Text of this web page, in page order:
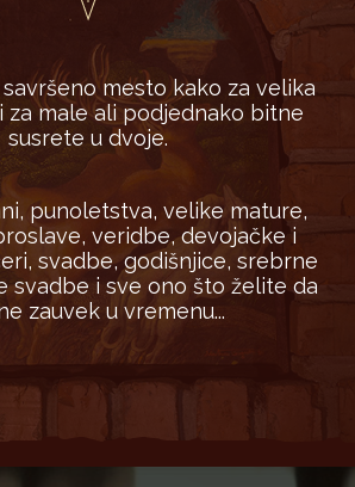
mesto kako za velika
za male ali podjednako bitne
susrete u dvoje.
punoletstva, velike mature,
veridbe, devojačke i
svadbe, godišnjice, srebrne
svadbe i sve ono što želite da
zauvek u vremenu...